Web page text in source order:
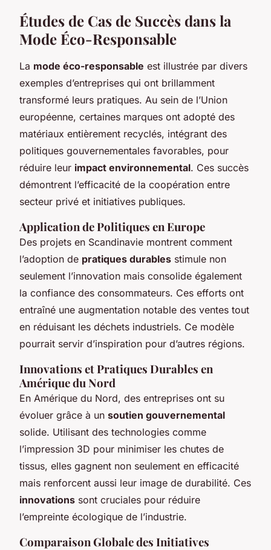
Études de Cas de Succès dans la
Mode Éco-Responsable
La mode éco-responsable est illustrée par divers
exemples d’entreprises qui ont brillamment
transformé leurs pratiques. Au sein de l’Union
européenne, certaines marques ont adopté des
matériaux entièrement recyclés, intégrant des
politiques gouvernementales favorables, pour
réduire leur impact environnemental. Ces succès
démontrent l’efficacité de la coopération entre
secteur privé et initiatives publiques.
Application de Politiques en Europe
Des projets en Scandinavie montrent comment
l’adoption de pratiques durables stimule non
seulement l’innovation mais consolide également
la confiance des consommateurs. Ces efforts ont
entraîné une augmentation notable des ventes tout
en réduisant les déchets industriels. Ce modèle
pourrait servir d’inspiration pour d’autres régions.
Innovations et Pratiques Durables en
Amérique du Nord
En Amérique du Nord, des entreprises ont su
évoluer grâce à un soutien gouvernemental
solide. Utilisant des technologies comme
l’impression 3D pour minimiser les chutes de
tissus, elles gagnent non seulement en efficacité
mais renforcent aussi leur image de durabilité. Ces
innovations sont cruciales pour réduire
l’empreinte écologique de l’industrie.
Comparaison Globale des Initiatives